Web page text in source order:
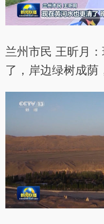
兰州市民 王昕月
了，岸边绿树成荫